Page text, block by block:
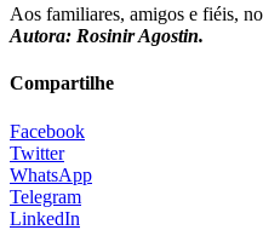
Aos familiares, amigos e fiéis,
Autora: Rosinir Agostin.
Compartilhe
Facebook
Twitter
WhatsApp
Telegram
LinkedIn